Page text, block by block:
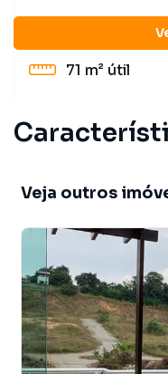
71 m² útil
Veja outros